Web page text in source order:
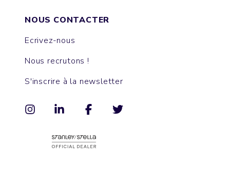
NOUS CONTACTER
Ecrivez-nous
Nous recrutons !
S'inscrire à la newsletter